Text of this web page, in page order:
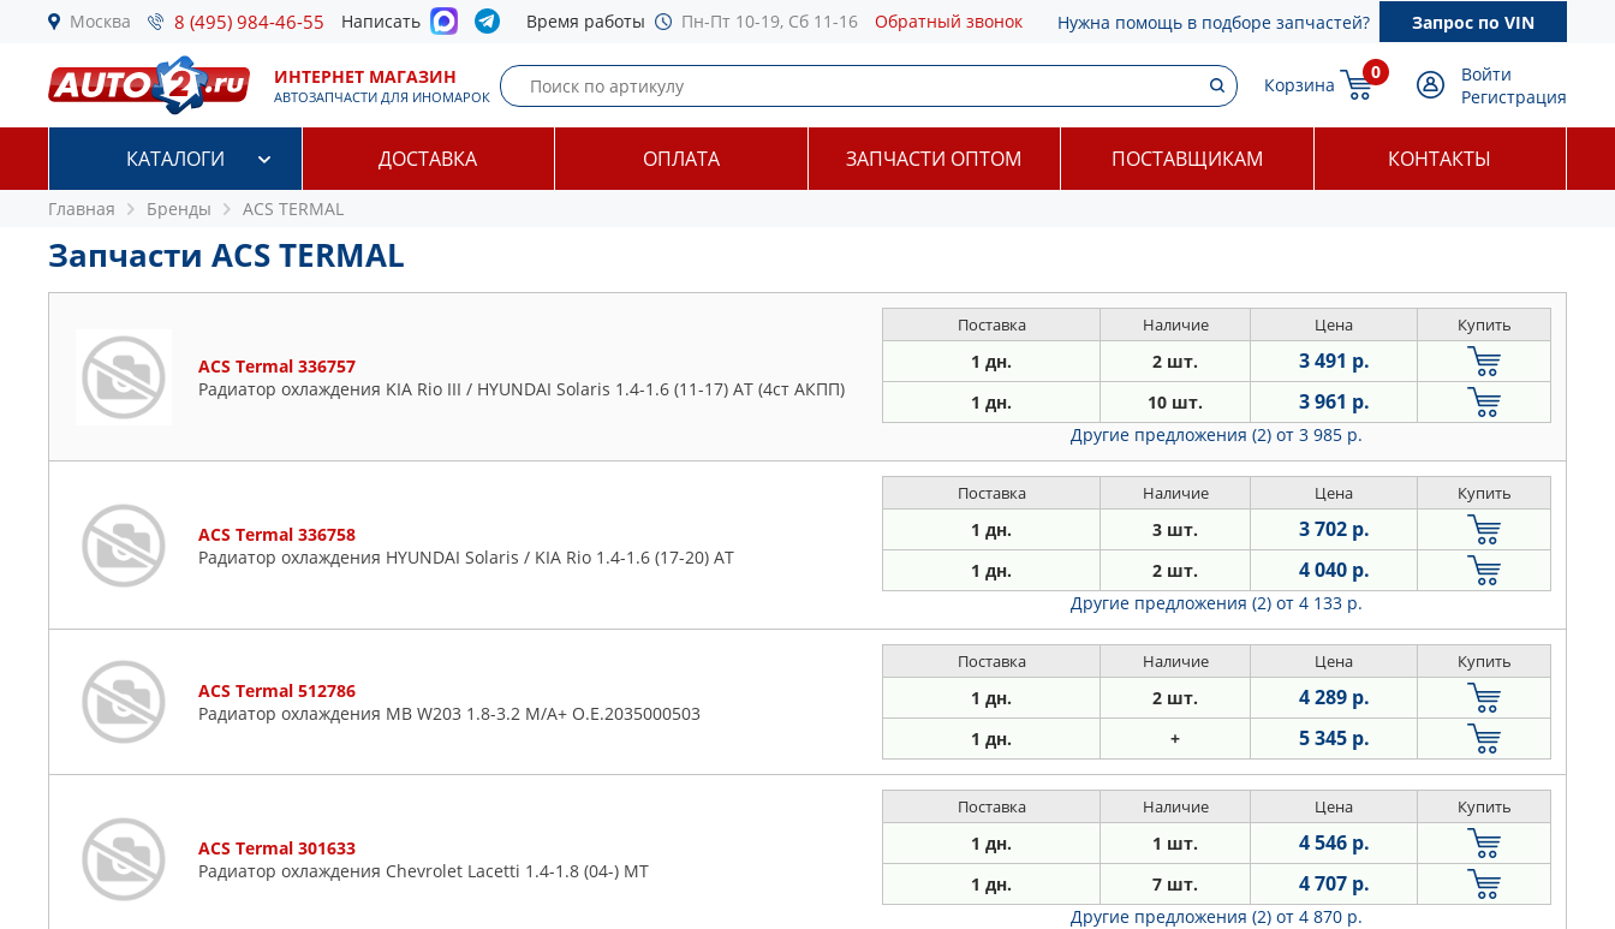
Москва 8 (495) 984-46-55 Написать Время работы Пн-Пт 10-19, Сб 11-16 Обратный звонок Нужна помощь в подборе запчастей? Запрос по VIN
ИНТЕРНЕТ МАГАЗИН
АВТОЗАПЧАСТИ ДЛЯ ИНОМАРОК
Корзина
0
Войти
Регистрация
КАТАЛОГИ ДОСТАВКА ОПЛАТА ЗАПЧАСТИ ОПТОМ ПОСТАВЩИКАМ КОНТАКТЫ
Главная Бренды ACS TERMAL
Запчасти ACS TERMAL
ACS Termal 336757
Радиатор охлаждения KIA Rio III / HYUNDAI Solaris 1.4-1.6 (11-17) AT (4ст АКПП)
Поставка Наличие Цена Купить
1 дн. 2 шт. 3 491 р.
1 дн. 10 шт. 3 961 р.
Другие предложения (2) от 3 985 р.
ACS Termal 336758
Радиатор охлаждения HYUNDAI Solaris / KIA Rio 1.4-1.6 (17-20) AT
Поставка Наличие Цена Купить
1 дн. 3 шт. 3 702 р.
1 дн. 2 шт. 4 040 р.
Другие предложения (2) от 4 133 р.
ACS Termal 512786
Радиатор охлаждения MB W203 1.8-3.2 M/A+ О.Е.2035000503
Поставка Наличие Цена Купить
1 дн. 2 шт. 4 289 р.
1 дн. + 5 345 р.
ACS Termal 301633
Радиатор охлаждения Chevrolet Lacetti 1.4-1.8 (04-) MT
Поставка Наличие Цена Купить
1 дн. 1 шт. 4 546 р.
1 дн. 7 шт. 4 707 р.
Другие предложения (2) от 4 870 р.